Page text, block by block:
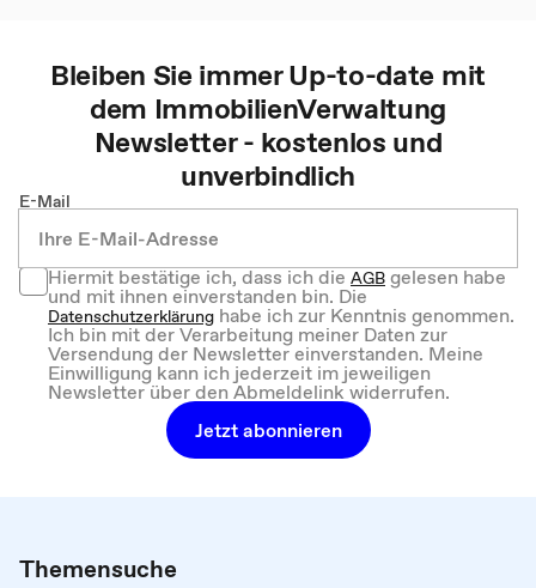
Bleiben Sie immer Up-to-date mit
dem ImmobilienVerwaltung
Newsletter - kostenlos und
unverbindlich
E-Mail
Hiermit bestätige ich, dass ich dieAGBgelesen habe
und mit ihnen einverstanden bin. Die
Datenschutzerklärung habe ich zur Kenntnis genommen.
Ich bin mit der Verarbeitung meiner Daten zur
Versendung der Newsletter einverstanden. Meine
Einwilligung kann ich jederzeit im jeweiligen
Newsletter über den Abmeldelink widerrufen.
Jetzt abonnieren
Themensuche